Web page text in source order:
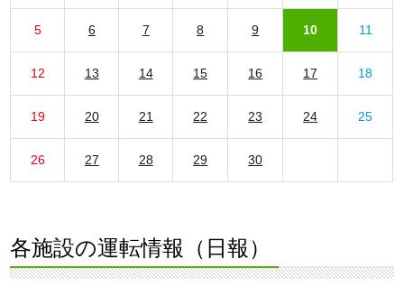
5 6 7 8 9 10 11
12 13 14 15 16 17 18
19 20 21 22 23 24 25
26 27 28 29 30
各施設の運転情報（日報）